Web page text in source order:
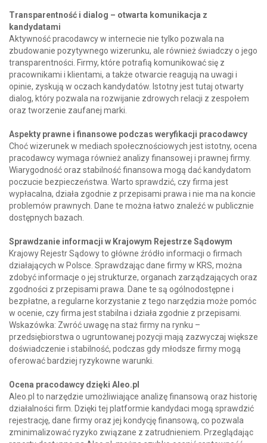
Transparentność i dialog – otwarta komunikacja z
kandydatami
Aktywność pracodawcy w internecie nie tylko pozwala na
zbudowanie pozytywnego wizerunku, ale również świadczy o jego
transparentności. Firmy, które potrafią komunikować się z
pracownikami i klientami, a także otwarcie reagują na uwagi i
opinie, zyskują w oczach kandydatów. Istotny jest tutaj otwarty
dialog, który pozwala na rozwijanie zdrowych relacji z zespołem
oraz tworzenie zaufanej marki.
Aspekty prawne i finansowe podczas weryfikacji pracodawcy
Choć wizerunek w mediach społecznościowych jest istotny, ocena
pracodawcy wymaga również analizy finansowej i prawnej firmy.
Wiarygodność oraz stabilność finansowa mogą dać kandydatom
poczucie bezpieczeństwa. Warto sprawdzić, czy firma jest
wypłacalna, działa zgodnie z przepisami prawa i nie ma na koncie
problemów prawnych. Dane te można łatwo znaleźć w publicznie
dostępnych bazach.
Sprawdzanie informacji w Krajowym Rejestrze Sądowym
Krajowy Rejestr Sądowy to główne źródło informacji o firmach
działających w Polsce. Sprawdzając dane firmy w KRS, można
zdobyć informacje o jej strukturze, organach zarządzających oraz
zgodności z przepisami prawa. Dane te są ogólnodostępne i
bezpłatne, a regularne korzystanie z tego narzędzia może pomóc
w ocenie, czy firma jest stabilna i działa zgodnie z przepisami.
Wskazówka: Zwróć uwagę na staż firmy na rynku –
przedsiębiorstwa o ugruntowanej pozycji mają zazwyczaj większe
doświadczenie i stabilność, podczas gdy młodsze firmy mogą
oferować bardziej ryzykowne warunki.
Ocena pracodawcy dzięki Aleo.pl
Aleo.pl to narzędzie umożliwiające analizę finansową oraz historię
działalności firm. Dzięki tej platformie kandydaci mogą sprawdzić
rejestrację, dane firmy oraz jej kondycję finansową, co pozwala
zminimalizować ryzyko związane z zatrudnieniem. Przeglądając